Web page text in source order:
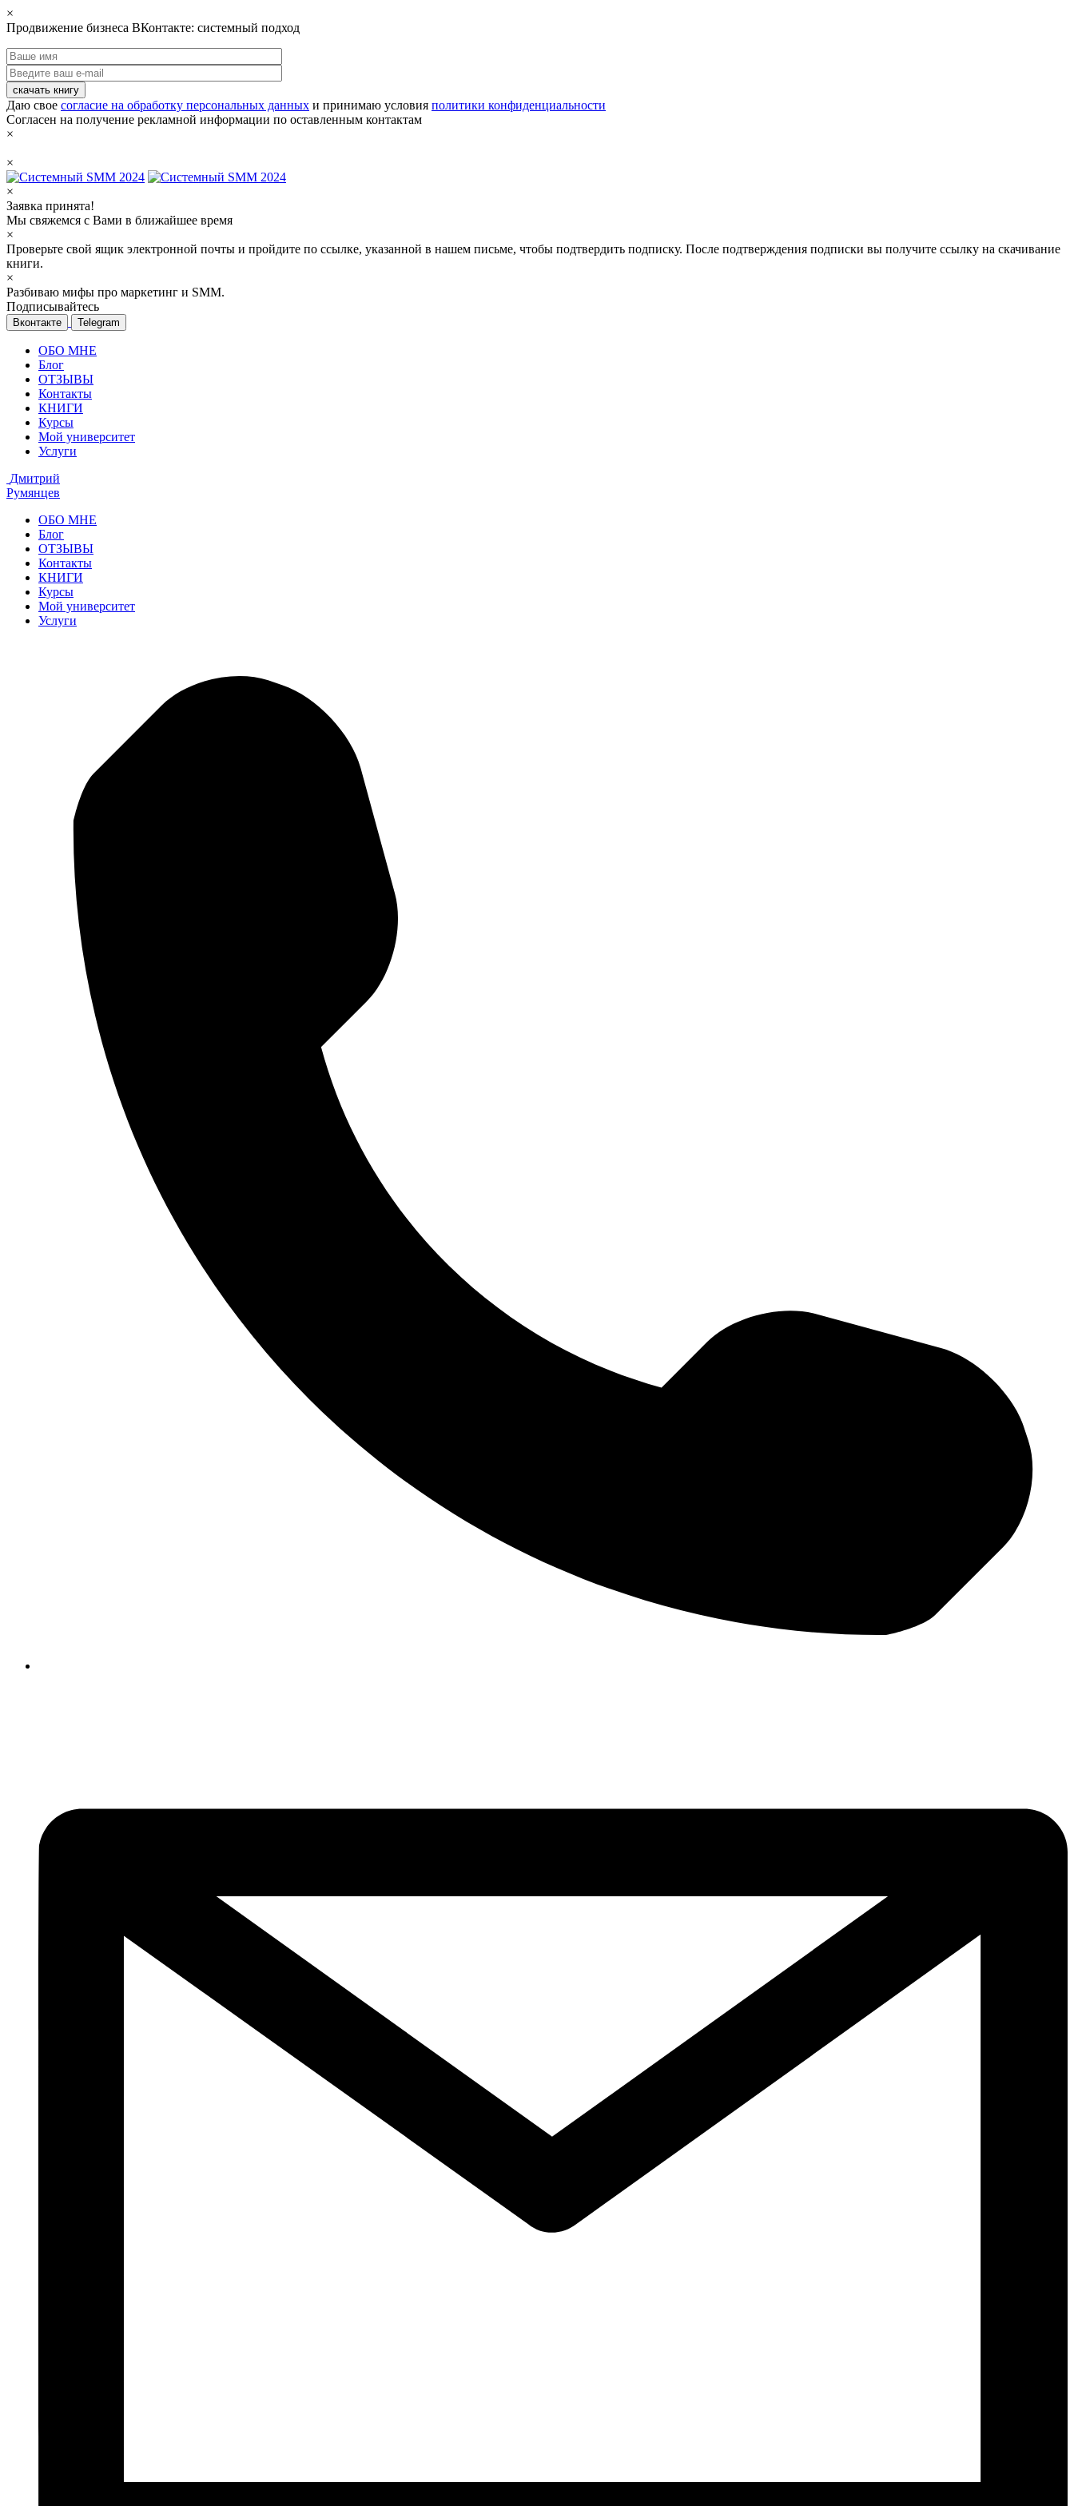
×
Продвижение бизнеса ВКонтакте: системный подход
скачать книгу
Даю свое согласие на обработку персональных данных и принимаю условия политики конфиденциальности
Согласен на получение рекламной информации по оставленным контактам
×
×
×
Заявка принята!
Мы свяжемся с Вами в ближайшее время
×
Проверьте свой ящик электронной почты и пройдите по ссылке, указанной в нашем письме, чтобы подтвердить подписку. После подтверждения подписки вы получите ссылку на скачивание
книги.
×
Разбиваю мифы про маркетинг и SMM.
Подписывайтесь
Вконтакте Telegram
ОБО МНЕ
Блог
ОТЗЫВЫ
Контакты
КНИГИ
Курсы
Мой университет
Услуги
Дмитрий
Румянцев
ОБО МНЕ
Блог
ОТЗЫВЫ
Контакты
КНИГИ
Курсы
Мой университет
Услуги